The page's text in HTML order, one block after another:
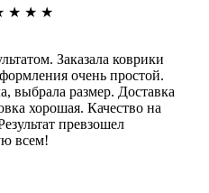
★ ★ ★
Заказала коврики
очень простой.
выбрала размер. Доставка
хорошая. Качество на
превзошел
всем!